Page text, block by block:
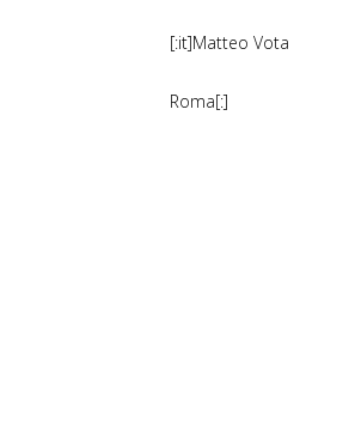
[:it]Matteo Vota
Roma[:]